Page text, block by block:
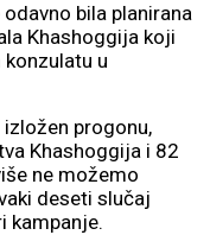
bila planirana
Khashoggija koji
u
progonu,
Khashoggija i 82
ne možemo
deseti slučaj
kampanje.